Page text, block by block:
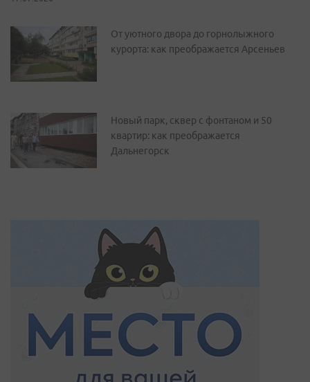
От уютного двора до горнолыжного
курорта: как преображается Арсеньев
Новый парк, сквер с фонтаном и 50
квартир: как преображается
Дальнегорск